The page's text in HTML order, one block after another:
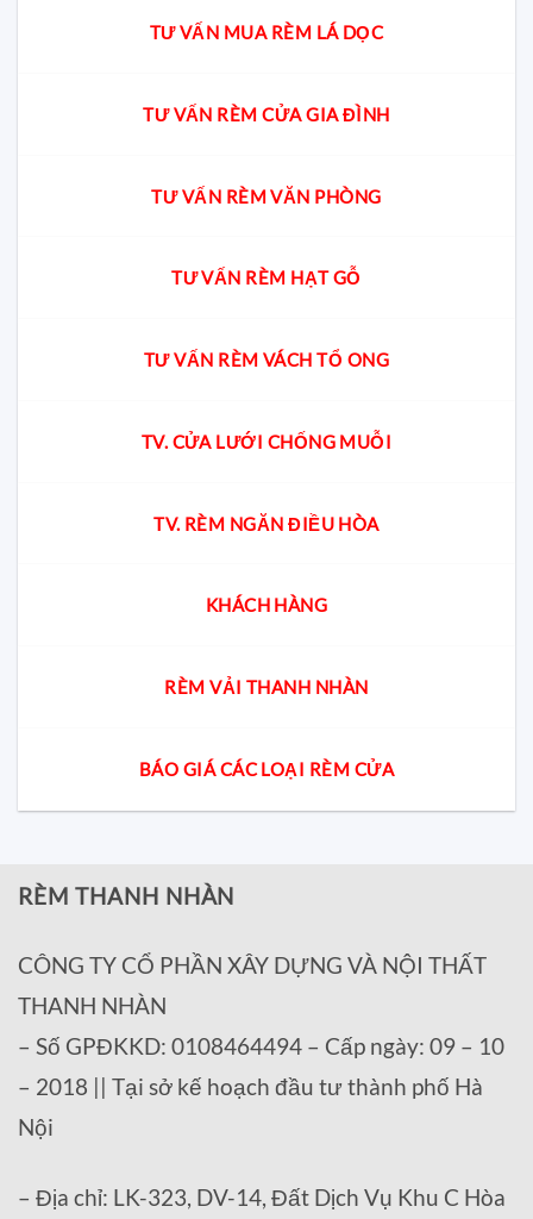
TƯ VẤN MUA RÈM LÁ DỌC
TƯ VẤN RÈM CỬA GIA ĐÌNH
TƯ VẤN RÈM VĂN PHÒNG
TƯ VẤN RÈM HẠT GỖ
TƯ VẤN RÈM VÁCH TỔ ONG
TV. CỬA LƯỚI CHỐNG MUỖI
TV. RÈM NGĂN ĐIỀU HÒA
KHÁCH HÀNG
RÈM VẢI THANH NHÀN
BÁO GIÁ CÁC LOẠI RÈM CỬA
RÈM THANH NHÀN
CÔNG TY CỔ PHẦN XÂY DỰNG VÀ NỘI THẤT
THANH NHÀN
– Số GPĐKKD: 0108464494 – Cấp ngày: 09 – 10
– 2018 || Tại sở kế hoạch đầu tư thành phố Hà
Nội
– Địa chỉ: LK-323, DV-14, Đất Dịch Vụ Khu C Hòa